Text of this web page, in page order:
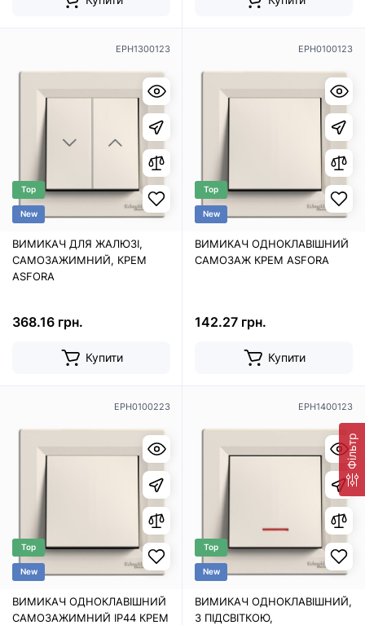
Фільтр
EPH1300123
Top
New
ВИМИКАЧ ДЛЯ ЖАЛЮЗІ,
САМОЗАЖИМНИЙ, КРЕМ
ASFORA
368.16 грн.
Купити
EPH0100123
Top
New
ВИМИКАЧ ОДНОКЛАВІШНИЙ
САМОЗАЖ КРЕМ ASFORA
142.27 грн.
Купити
EPH0100223
Top
New
ВИМИКАЧ ОДНОКЛАВІШНИЙ
САМОЗАЖИМНИЙ ІР44 КРЕМ
EPH1400123
Top
New
ВИМИКАЧ ОДНОКЛАВІШНИЙ,
З ПІДСВІТКОЮ,